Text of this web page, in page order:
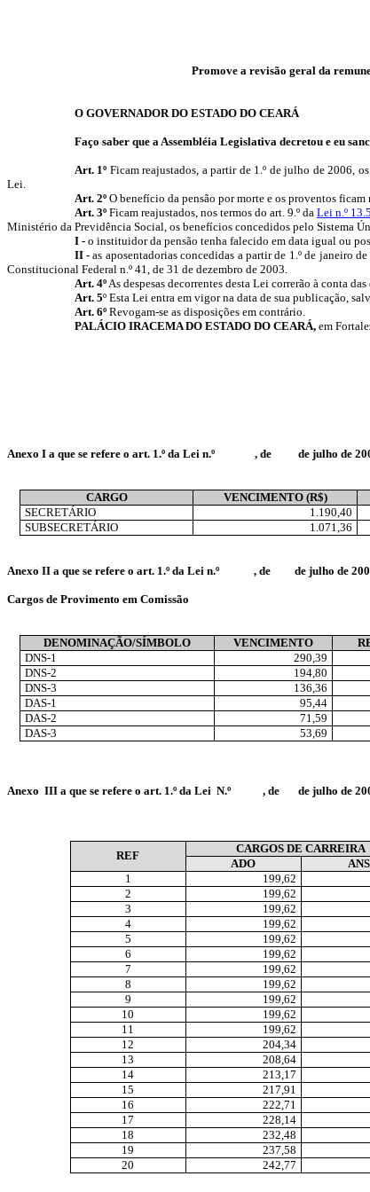
Promove a revisão geral da
O GOVERNADOR DO ESTADO DO CEARÁ
Faço saber que a Assembléia Legislativa decretou e eu
Art. 1º Ficam reajustados, a partir de 1.º de julho de 2006,
Lei.
Art. 2º O benefício da pensão por morte e os proventos
Art. 3º Ficam reajustados, nos termos do art. 9.º da Lei n.º
Ministério da Previdência Social, os benefícios concedidos pelo Sistema
I - o instituidor da pensão tenha falecido em data igual ou
II -as aposentadorias concedidas a partir de 1.º de janeiro
Constitucional Federal n.º 41, de 31 de dezembro de 2003.
Art. 4ºAs despesas decorrentes desta Lei correrão à conta
Art. 5º Esta Lei entra em vigor na data de sua publicação,
Art. 6ºRevogam-se as disposições em contrário.
PALÁCIO IRACEMA DO ESTADO DO CEARÁ,em
Anexo I a que se refere o art. 1.º da Lei n.º , de de julho de
CARGO VENCIMENTO (R$)
SECRETÁRIO
1.190,40
SUBSECRETÁRIO
1.071,36
Anexo II a que se refere o art. 1.º da Lei n.º , de de julho de
Cargos de Provimento em Comissão
DENOMINAÇÃO/SÍMBOLO VENCIMENTO
DNS-1
290,39
DNS-2
194,80
DNS-3
136,36
DAS-1
95,44
DAS-2
71,59
DAS-3
53,69
Anexo III a que se refere o art. 1.º da Lei N.º , de de julho de
REF
CARGOS DE CARREIRA
ADO
ANS
1
199,62
2
199,62
3
199,62
4
199,62
5
199,62
6
199,62
7
199,62
8
199,62
9
199,62
10
199,62
11
199,62
12
204,34
13
208,64
14
213,17
15
217,91
16
222,71
17
228,14
18
232,48
19
237,58
20
242,77